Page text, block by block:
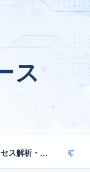
ス
アクセス解析・効果測定